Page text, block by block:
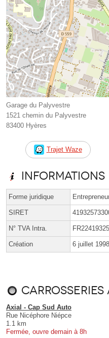
Garage du Palyvestre
1521 chemin du Palyvestre
83400 Hyères
Trajet Waze
Informations
Forme juridique
SIRET
N° TVA Intra.
Création 6 juillet 1998
Carrosseries
Axial - Cap Sud Auto
Rue Nicéphore Niépce
1.1 km
Fermée, ouvre demain à 8h